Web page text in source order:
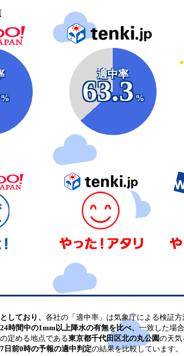
%
適中率
63.3
%
しており、 各社の「適中率」は気象庁による検証方
24時間中の1mm以上降水の有無を比べ、 一致した場
定める地点である東京都千代田区北の丸公園の天気
日前0時の予報の適中判定の結果を比較しています。